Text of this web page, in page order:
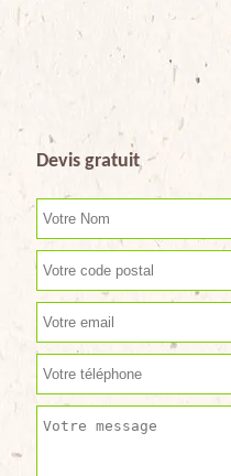
Devis gratuit